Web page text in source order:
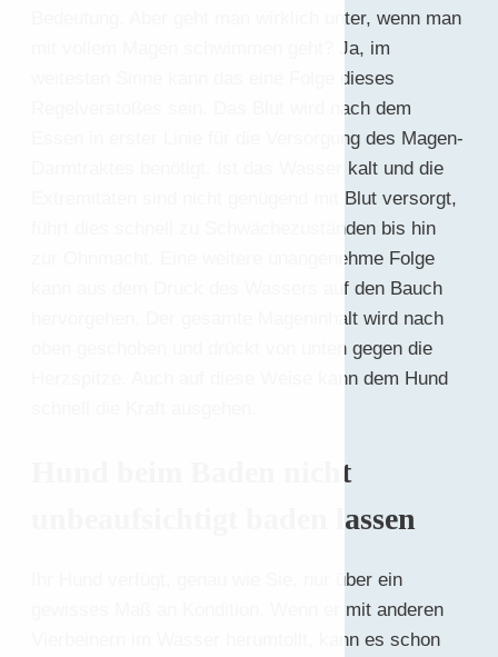
Bedeutung. Aber geht man wirklich unter, wenn man
mit vollem Magen schwimmen geht? Ja, im
weitesten Sinne kann das eine Folge dieses
Regelverstoßes sein. Das Blut wird nach dem
Essen in erster Linie für die Versorgung des Magen-
Darmtraktes benötigt. Ist das Wasser kalt und die
Extremitäten sind nicht genügend mit Blut versorgt,
führt dies schnell zu Schwächezuständen bis hin
zur Ohnmacht. Eine weitere unangenehme Folge
kann aus dem Druck des Wassers auf den Bauch
hervorgehen. Der gesamte Mageninhalt wird nach
oben geschoben und drückt von unten gegen die
Herzspitze. Auch auf diese Weise kann dem Hund
Hund beim Baden nicht
unbeaufsichtigt baden lassen
Ihr Hund verfügt, genau wie Sie, nur über ein
gewisses Maß an Kondition. Wenn er mit anderen
Vierbeinern im Wasser herumtollt, kann es schon